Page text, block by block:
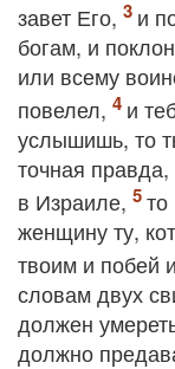
завет Его,
и
богам, и
или всему
повелел,
и
услышишь, то
точная
в Израиле,
женщину ту,
твоим и побей
словам двух
должен
должно